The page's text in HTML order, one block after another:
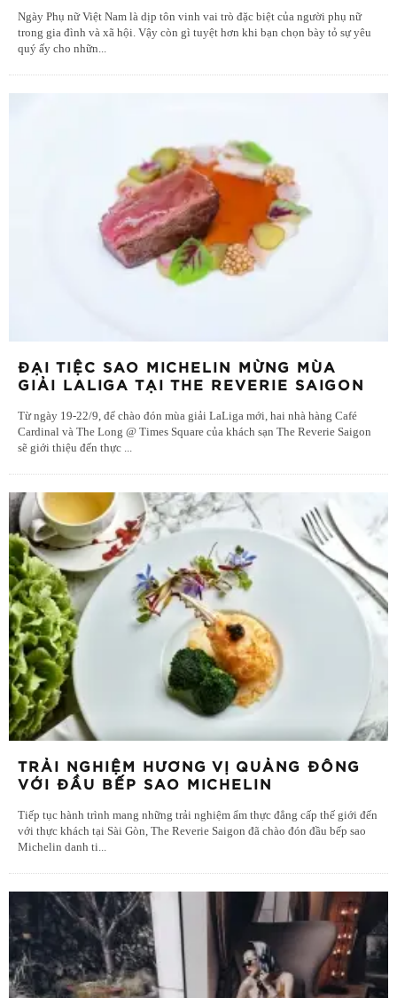
Ngày Phụ nữ Việt Nam là dịp tôn vinh vai trò đặc biệt của người phụ nữ
trong gia đình và xã hội. Vậy còn gì tuyệt hơn khi bạn chọn bày tỏ sự yêu
quý ấy cho nhữn...
ĐẠI TIỆC SAO MICHELIN MỪNG MÙA
GIẢI LALIGA TẠI THE REVERIE SAIGON
Từ ngày 19-22/9, để chào đón mùa giải LaLiga mới, hai nhà hàng Café
Cardinal và The Long @ Times Square của khách sạn The Reverie Saigon
sẽ giới thiệu đến thực
TRẢI NGHIỆM HƯƠNG VỊ QUẢNG ĐÔNG
VỚI ĐẦU BẾP SAO MICHELIN
Tiếp tục hành trình mang những trải nghiệm ẩm thực đẳng cấp thế giới đến
với thực khách tại Sài Gòn, The Reverie Saigon đã chào đón đầu bếp sao
Michelin danh ti